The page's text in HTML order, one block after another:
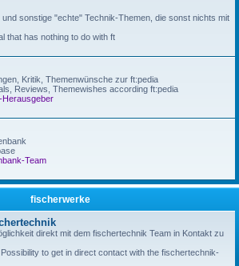
sonstige "echte" Technik-Themen, die sonst nichts mit
that has nothing to do with ft
Kritik, Themenwünsche zur ft:pedia
Reviews, Themewishes according ft:pedia
Herausgeber
Team
fischerwerke
direkt mit dem fischertechnik Team in Kontakt zu
to get in direct contact with the fischertechnik-